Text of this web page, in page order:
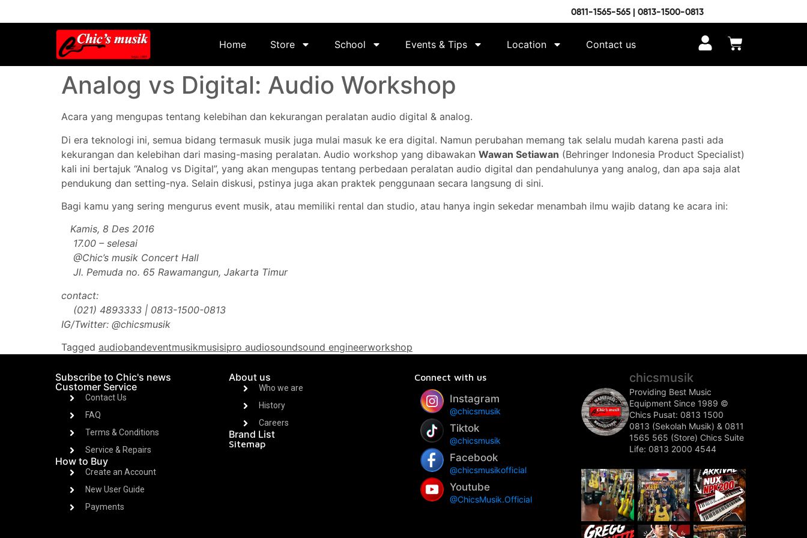
0811-1565-565 | 0813-1500-0813
Home Store School Events & Tips Location Contact us
Analog vs Digital: Audio Workshop
Acara yang mengupas tentang kelebihan dan kekurangan peralatan audio digital & analog.
Di era teknologi ini, semua bidang termasuk musik juga mulai masuk ke era digital. Namun perubahan memang tak selalu mudah karena pasti ada
kekurangan dan kelebihan dari masing-masing peralatan. Audio workshop yang dibawakan Wawan Setiawan (Behringer Indonesia Product Specialist)
kali ini bertajuk “Analog vs Digital”, yang akan mengupas tentang perbedaan peralatan audio digital dan pendahulunya yang analog, dan apa saja alat
pendukung dan setting-nya. Selain diskusi, pstinya juga akan praktek penggunaan secara langsung di sini.
Bagi kamu yang sering mengurus event musik, atau memiliki rental dan studio, atau hanya ingin sekedar menambah ilmu wajib datang ke acara ini:
Kamis, 8 Des 2016
17.00 – selesai
@Chic’s musik Concert Hall
Jl. Pemuda no. 65 Rawamangun, Jakarta Timur
contact:
(021) 4893333 | 0813-1500-0813
IG/Twitter: @chicsmusik
Tagged audiobandeventmusikmusisipro audiosoundsound engineerworkshop
Subscribe to Chic's news
Customer Service
Contact Us
FAQ
Terms & Conditions
Service & Repairs
How to Buy
Create an Account
New User Guide
Payments
About us
Who we are
History
Careers
Brand List
Sitemap
Connect with us
Instagram
@chicsmusik
Tiktok
@chicsmusik
Facebook
@chicsmusikofficial
Youtube
@ChicsMusik.Official
chicsmusik
Providing Best Music
Equipment Since 1989 ©️
Chics Pusat: 0813 1500
0813 (Sekolah Musik) & 0811
1565 565 (Store) Chics Suite
Life: 0813 2000 4544